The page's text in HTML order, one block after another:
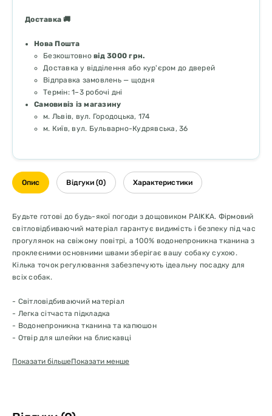
Доставка 🚚
Нова Пошта
Безкоштовно від 3000 грн.
Доставка у відділення або кур'єром до дверей
Відправка замовлень — щодня
Термін: 1–3 робочі дні
Самовивіз із магазину
м. Львів, вул. Городоцька, 174
м. Київ, вул. Бульварно-Кудрявська, 36
Опис Відгуки (0) Характеристики
Будьте готові до будь-якої погоди з дощовиком PAIKKA. Фірмовий
світловідбиваючий матеріал гарантує видимість і безпеку під час
прогулянок на свіжому повітрі, а 100% водонепроникна тканина з
проклеєними основними швами зберігає вашу собаку сухою.
Кілька точок регулювання забезпечують ідеальну посадку для
всіх собак.
- Світловідбиваючий матеріал
- Легка сітчаста підкладка
- Водонепроникна тканина та капюшон
- Отвір для шлейки на блискавці
та ремені для ніг
Оболонка: 90% поліестер, 10% TPU
Показати більшеПоказати менше